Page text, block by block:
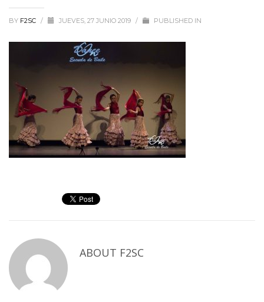
BY F2SC / JUEVES, 27 JUNIO 2019 / PUBLISHED IN
ABOUT F2SC